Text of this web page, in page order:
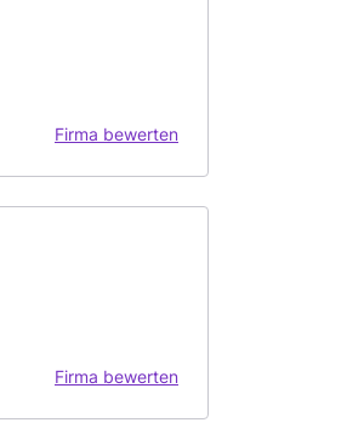
Firma bewerten
Firma bewerten